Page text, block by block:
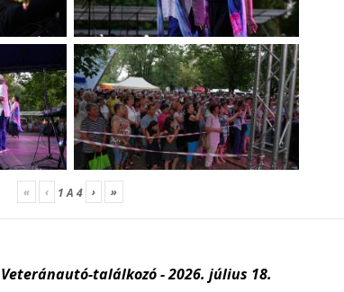
« ‹ 1A 4 › »
Veteránautó-találkozó - 2026. július 18.